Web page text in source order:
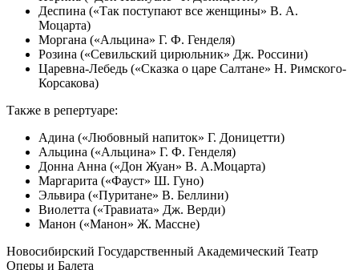
Деспина («Так поступают все женщины» В. А.
Моцарта)
Моргана («Альцина» Г. Ф. Генделя)
Розина («Севильский цирюльник» Дж. Россини)
Царевна-Лебедь («Сказка о царе Салтане» Н. Римского-
Корсакова)
Также в репертуаре:
Адина («Любовный напиток» Г. Доницетти)
Альцина («Альцина» Г. Ф. Генделя)
Донна Анна («Дон Жуан» В. А.Моцарта)
Маргарита («Фауст» Ш. Гуно)
Эльвира («Пуритане» В. Беллини)
Виолетта («Травиата» Дж. Верди)
Манон («Манон» Ж. Массне)
Новосибирский Государственный Академический Театр
Оперы и Балета